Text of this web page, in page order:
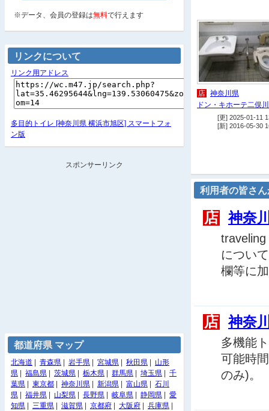
店 神奈川県
ドン・キホーテ二俣
[更] 2025-01-11
[新] 2016-05-30
利用者の皆さ
店 神奈
につい
欄等に
店 神奈
多機能
可能時
のみ)。
※データ、会員の登録は無料で行えます
リンクについて
リンク用アドレス
多目的トイレ [神奈川県 横浜市旭区] スマートフォ
ン版
スポンサーリンク
都道府県 マップ
北海道 青森県 岩手県 宮城県 秋田県
山形
県
福島県 茨城県 栃木県 群馬県 埼玉県
千
葉県
東京都 神奈川県 新潟県 富山県
石川
県
福井県 山梨県 長野県 岐阜県 静岡県
愛
知県
三重県 滋賀県 京都府 大阪府 兵庫県